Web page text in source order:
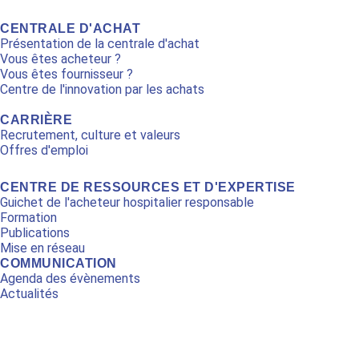
CENTRALE D'ACHAT
Présentation de la centrale d'achat
Vous êtes acheteur ?
Vous êtes fournisseur ?
Centre de l'innovation par les achats
CARRIÈRE
Recrutement, culture et valeurs
Offres d'emploi
CENTRE DE RESSOURCES ET D'EXPERTISE
Guichet de l'acheteur hospitalier responsable
Formation
Publications
Mise en réseau
COMMUNICATION
Agenda des évènements
Actualités